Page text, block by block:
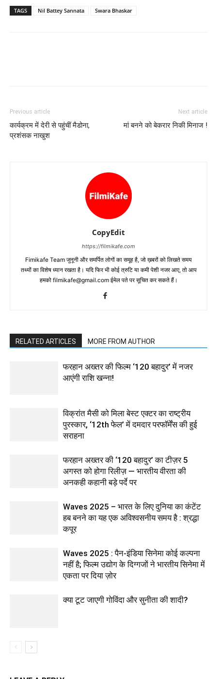
TAGS Nil Battey Sannata Swara Bhaskar
Previous article
कार्यक्रम में देरी से पहुंचीं मैडोना,
प्रशंसक नाखुश
Next article
मां बनने को बेकरार निकी मिनाज !
CopyEdit
https://filmikafe.com
Fimikafe Team जुनूनी और समर्पित लोगों का समूह है, जो ख़बरों को लिखते समय
तथ्‍यों का विशेष ध्‍यान रखता है। यदि फिर भी कोई त्रुटि या कमी पेशी नजर आए, तो आप
हमको filmikafe@gmail.com ईमेल पते पर सूचित कर सकते हैं।
RELATED ARTICLES MORE FROM AUTHOR
फरहान अख्तर की फिल्म ‘120 बहादुर’ में नजर
आएंगी राशि खन्ना!
विक्रांत मैसी को मिला बेस्ट एक्टर का राष्ट्रीय
पुरस्कार, ‘12th फेल’ में दमदार परफॉर्मेंस की हुई
सराहना
फरहान अख्तर की ‘120 बहादुर’ का टीज़र 5
अगस्त को होगा रिलीज़ — भारतीय वीरता की
अनकही कहानी बड़े पर्दे पर
Waves 2025 – भारत के लिए दुनिया का कंटेंट
हब बनने का यह एक अविश्वसनीय समय है : श्रद्धा
कपूर
Waves 2025 : पैन-इंडिया सिनेमा कोई कल्पना
नहीं है; फिल्म उद्योग के दिग्गजों ने भारतीय सिनेमा में
एकता पर दिया ज़ोर
क्या टूट जाएगी गोविंदा और सुनीता की शादी?